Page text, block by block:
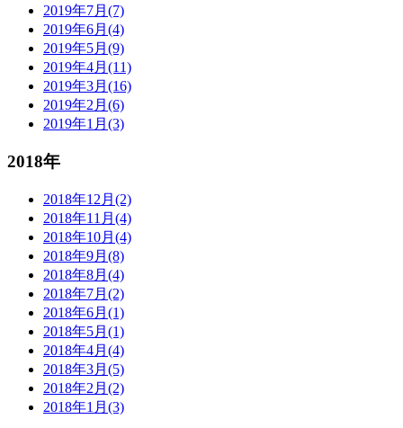
2019年7月(7)
2019年6月(4)
2019年5月(9)
2019年4月(11)
2019年3月(16)
2019年2月(6)
2019年1月(3)
2018年
2018年12月(2)
2018年11月(4)
2018年10月(4)
2018年9月(8)
2018年8月(4)
2018年7月(2)
2018年6月(1)
2018年5月(1)
2018年4月(4)
2018年3月(5)
2018年2月(2)
2018年1月(3)